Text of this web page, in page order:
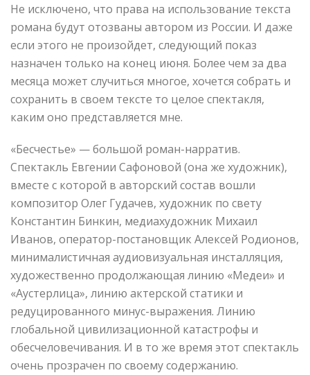
Не исключено, что права на использование текста
романа будут отозваны автором из России. И даже
если этого не произойдет, следующий показ
назначен только на конец июня. Более чем за два
месяца может случиться многое, хочется собрать и
сохранить в своем тексте то целое спектакля,
каким оно представляется мне.
«Бесчестье» — большой роман-нарратив.
Спектакль Евгении Сафоновой (она же художник),
вместе с которой в авторский состав вошли
композитор Олег Гудачев, художник по свету
Константин Бинкин, медиахудожник Михаил
Иванов, оператор-постановщик Алексей Родионов,
минималистичная аудиовизуальная инсталляция,
художественно продолжающая линию «Медеи» и
«Аустерлица», линию актерской статики и
редуцированного минус-выражения. Линию
глобальной цивилизационной катастрофы и
обесчеловечивания. И в то же время этот спектакль
очень прозрачен по своему содержанию.